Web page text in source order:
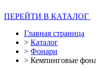
ПЕРЕЙТИ В КАТАЛОГ
Главная страница
> Каталог
> Фонари
> Кемпинговые